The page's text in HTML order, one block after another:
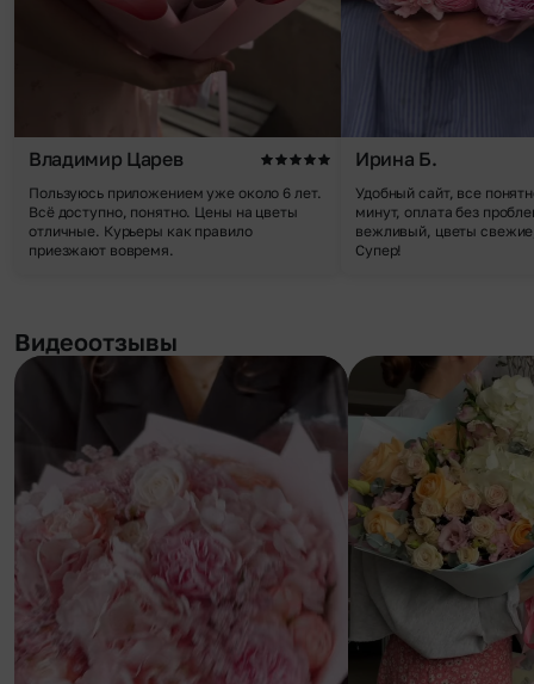
Владимир Царев
Пользуюсь приложением уже около 6 лет.
Всё доступно, понятно. Цены на цветы
отличные. Курьеры как правило
приезжают вовремя.
Ирина Б.
Удобный сайт, все
минут, оплата без
вежливый, цветы
Супер!
Видеоотзывы